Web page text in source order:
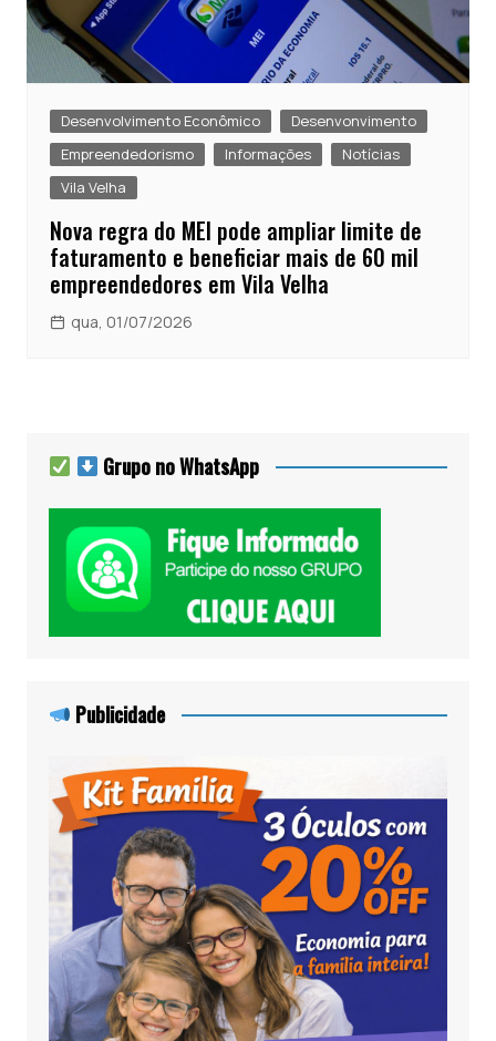
Desenvolvimento Econômico
Desenvonvimento
Empreendedorismo
Informações
Notícias
Vila Velha
Nova regra do MEI pode ampliar limite de
faturamento e beneficiar mais de 60 mil
empreendedores em Vila Velha
qua, 01/07/2026
Grupo no WhatsApp
Publicidade